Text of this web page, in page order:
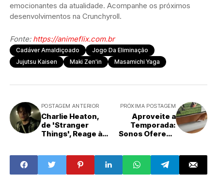
emocionantes da atualidade. Acompanhe os próximos
desenvolvimentos na Crunchyroll.
Fonte: https://animeflix.com.br
Cadáver Amaldiçoado
Jogo Da Eliminação
Jujutsu Kaisen
Maki Zen'in Masamichi Yaga
POSTAGEM ANTERIOR
Charlie Heaton,
de 'Stranger
Things', Reage às
e Revela Sua
Perspectiva
PRÓXIMA POSTAGEM
Aproveite a
Temporada:
Sonos Oferece
Seu Portfólio de
Áudio Premium